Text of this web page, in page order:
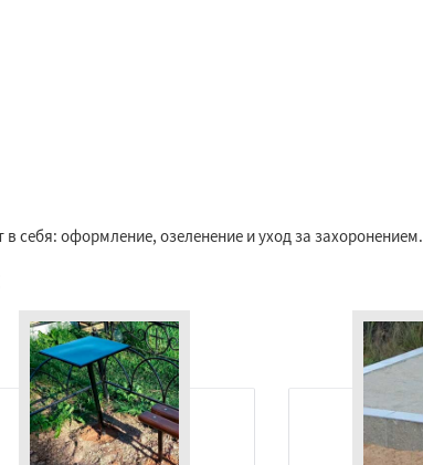
себя: оформление, озеленение и уход за захоронением.